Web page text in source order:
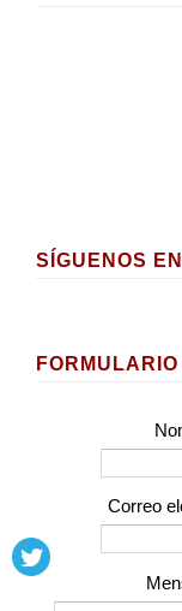
SÍGUENOS
Correo